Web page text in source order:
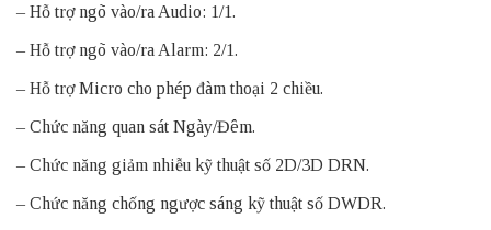
– Hỗ trợ ngõ vào/ra Audio: 1/1.
– Hỗ trợ ngõ vào/ra Alarm: 2/1.
– Hỗ trợ Micro cho phép đàm thoại 2 chiều.
– Chức năng quan sát Ngày/Đêm.
– Chức năng giảm nhiễu kỹ thuật số 2D/3D DRN.
– Chức năng chống ngược sáng kỹ thuật số DWDR.